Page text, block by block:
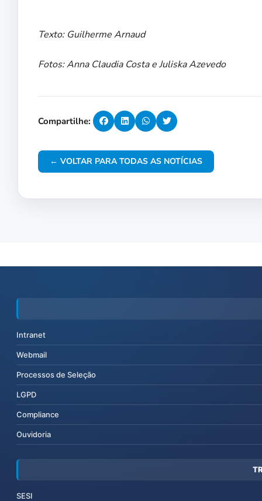
Texto: Guilherme Arnaud
Fotos: Anna Claudia Costa e Juliska Azevedo
Compartilhe:
← VOLTAR PARA TODAS AS NOTÍCIAS
Intranet
Webmail
Processos de Seleção
LGPD
Compliance
Ouvidoria
SESI